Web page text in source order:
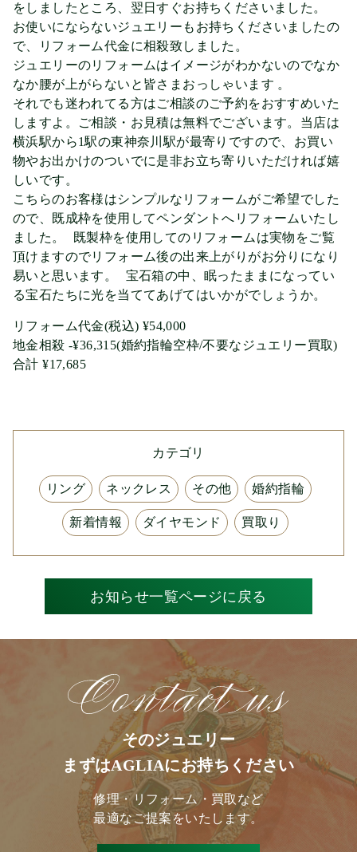
をしましたところ、翌日すぐお持ちくださいました。
お使いにならないジュエリーもお持ちくださいましたの
で、リフォーム代金に相殺致しました。
ジュエリーのリフォームはイメージがわかないのでなか
なか腰が上がらないと皆さまおっしゃいます 。
それでも迷われてる方はご相談のご予約をおすすめいた
しますよ。ご相談・お見積は無料でございます。当店は
横浜駅から1駅の東神奈川駅が最寄りですので、お買い
物やお出かけのついでに是非お立ち寄りいただければ嬉
しいです。
こちらのお客様はシンプルなリフォームがご希望でした
ので、既成枠を使用してペンダントへリフォームいたし
ました。 既製枠を使用してのリフォームは実物をご覧
頂けますのでリフォーム後の出来上がりがお分りになり
易いと思います。 宝石箱の中、眠ったままになってい
る宝石たちに光を当ててあげてはいかがでしょうか。
リフォーム代金(税込) ¥54,000
地金相殺 -¥36,315(婚約指輪空枠/不要なジュエリー買取)
合計 ¥17,685
カテゴリ
リング ネックレス その他 婚約指輪
新着情報 ダイヤモンド 買取り
お知らせ一覧ページに戻る
そのジュエリー
まずはAGLIAにお持ちください
修理・リフォーム・買取など
最適なご提案をいたします。